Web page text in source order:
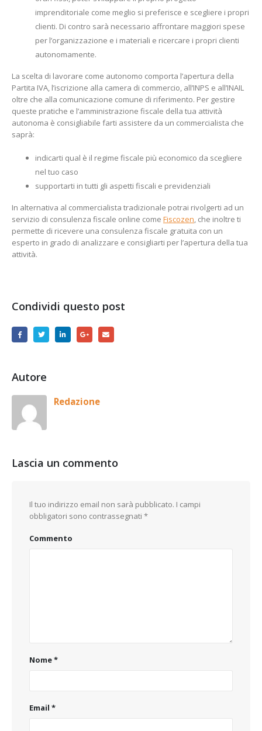
imprenditoriale come meglio si preferisce e scegliere i propri
clienti. Di contro sarà necessario affrontare maggiori spese
per l’organizzazione e i materiali e ricercare i propri clienti
autonomamente.
La scelta di lavorare come autonomo comporta l’apertura della
Partita IVA, l’iscrizione alla camera di commercio, all’INPS e all’INAIL
oltre che alla comunicazione comune di riferimento. Per gestire
queste pratiche e l’amministrazione fiscale della tua attività
autonoma è consigliabile farti assistere da un commercialista che
saprà:
indicarti qual è il regime fiscale più economico da scegliere
nel tuo caso
supportarti in tutti gli aspetti fiscali e previdenziali
In alternativa al commercialista tradizionale potrai rivolgerti ad un
servizio di consulenza fiscale online come Fiscozen, che inoltre ti
permette di ricevere una consulenza fiscale gratuita con un
esperto in grado di analizzare e consigliarti per l’apertura della tua
attività.
Condividi questo post
Autore
Redazione
Lascia un commento
Il tuo indirizzo email non sarà pubblicato. I campi
obbligatori sono contrassegnati *
Commento
Nome*
Email *